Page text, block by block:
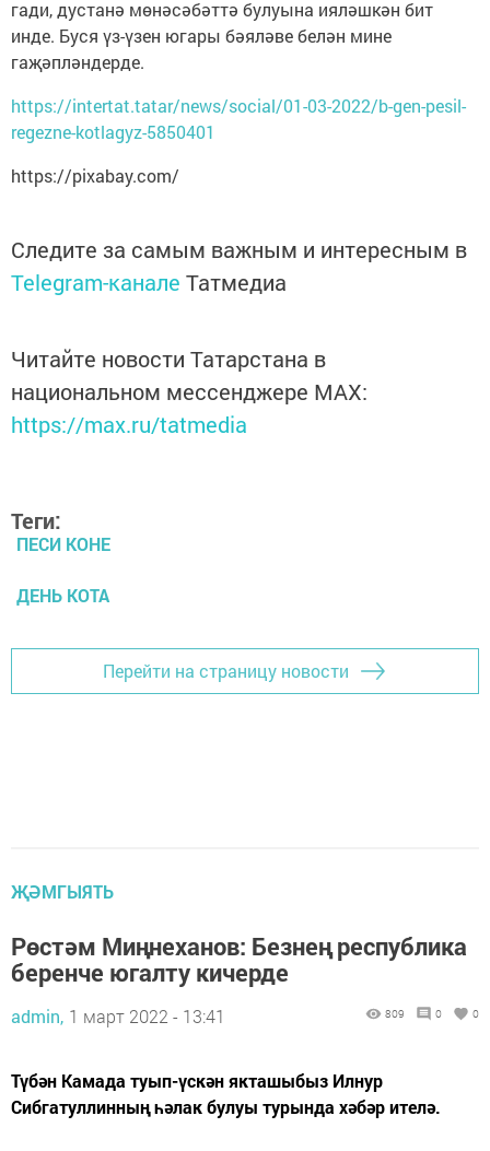
гади, дустанә мөнәсәбәттә булуына ияләшкән бит
инде. Буся үз-үзен югары бәяләве белән мине
гаҗәпләндерде.
https://intertat.tatar/news/social/01-03-2022/b-gen-pesil-
regezne-kotlagyz-5850401
https://pixabay.com/
Следите за самым важным и интересным в
Telegram-канале Татмедиа
Читайте новости Татарстана в
национальном мессенджере MАХ:
https://max.ru/tatmedia
Теги:
ПЕСИ КОНЕ
ДЕНЬ КОТА
Перейти на страницу новости
ҖӘМГЫЯТЬ
Рөстәм Миңнеханов: Безнең республика
беренче югалту кичерде
admin, 1 март 2022 - 13:41 809 0 0
Түбән Камада туып-үскән якташыбыз Илнур
Сибгатуллинның һәлак булуы турында хәбәр ителә.